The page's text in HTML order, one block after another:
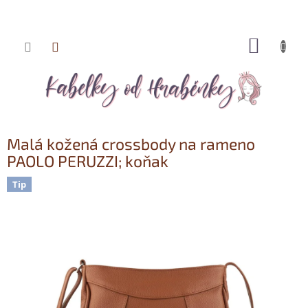
Přejít
Malá kožená crossbody na rameno
PAOLO PERUZZI; koňak
Tip